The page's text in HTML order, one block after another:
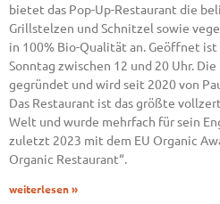
bietet das Pop-Up-Restaurant die
Grillstelzen und Schnitzel sowie
in 100% Bio-Qualität an. Geöffnet
Sonntag zwischen 12 und 20 Uhr.
gegründet und wird seit 2020 von
Das Restaurant ist das größte
Welt und wurde mehrfach für sein
zuletzt 2023 mit dem EU Organic
Organic Restaurant“.
weiterlesen »